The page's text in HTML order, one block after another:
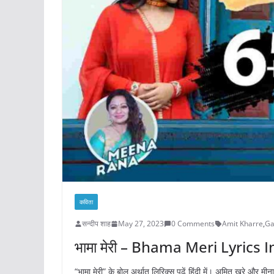
कविता
सन्दीप शाह May 27, 2023 0 Comments Amit Kharre,
भामा मेरी – Bhama Meri Lyrics
“भामा मेरी” के बोल अर्थात् लिरिक्स पढ़ें हिंदी में। अमित खरे और